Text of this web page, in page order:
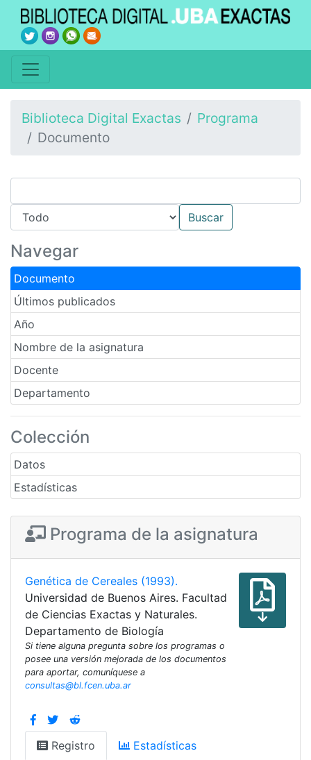
Biblioteca Digital Exactas
Programa
Documento
Navegar
Documento
Últimos publicados
Año
Nombre de la asignatura
Docente
Departamento
Colección
Datos
Estadísticas
Programa de la asignatura
Genética de Cereales (1993).
Universidad de Buenos Aires. Facultad
de Ciencias Exactas y Naturales.
Departamento de Biología
Si tiene alguna pregunta sobre los programas o
posee una versión mejorada de los documentos
para aportar, comuníquese a
consultas@bl.fcen.uba.ar
Registro Estadísticas